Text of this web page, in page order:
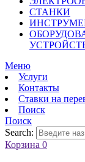
СТАНКИ
Меню
Услуги
Контакты
Ставки на
Поиск
Поиск
Search:
Корзина 0